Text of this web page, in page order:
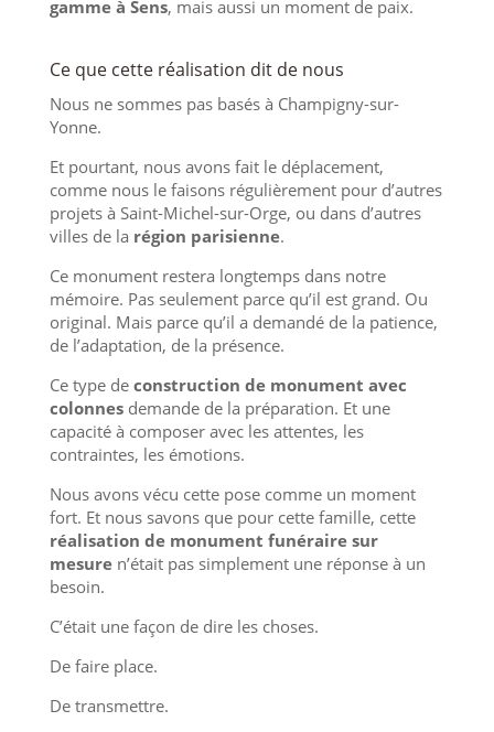
gamme à Sens, mais aussi un moment de paix.
Ce que cette réalisation dit de nous
Nous ne sommes pas basés à Champigny-sur-
Yonne.
Et pourtant, nous avons fait le déplacement,
comme nous le faisons régulièrement pour d’autres
projets à Saint-Michel-sur-Orge, ou dans d’autres
villes de la région parisienne.
Ce monument restera longtemps dans notre
mémoire. Pas seulement parce qu’il est grand. Ou
original. Mais parce qu’il a demandé de la patience,
de l’adaptation, de la présence.
Ce type de construction de monument avec
colonnesdemande de la préparation. Et une
capacité à composer avec les attentes, les
contraintes, les émotions.
Nous avons vécu cette pose comme un moment
fort. Et nous savons que pour cette famille, cette
réalisation de monument funéraire sur
mesuren’était pas simplement une réponse à un
besoin.
C’était une façon de dire les choses.
De faire place.
De transmettre.